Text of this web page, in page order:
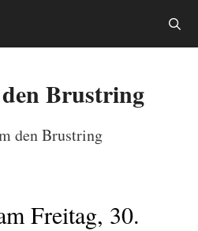
Brustring
Freitag, 30.